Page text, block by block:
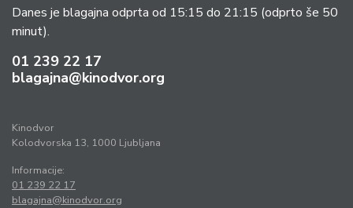
Danes je blagajna odprta od 15:15 do 21:15 (odprto še 50
minut).
01 239 22 17
blagajna@kinodvor.org
Kinodvor
Kolodvorska 13, 1000 Ljubljana
Informacije:
01 239 22 17
blagajna@kinodvor.org